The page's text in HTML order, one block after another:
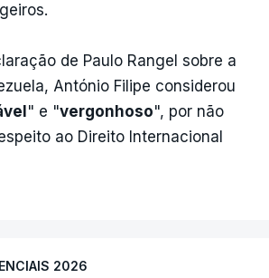
de Paulo Rangel sobre a
António Filipe considerou
" e "vergonhoso", por não
ao Direito Internacional
2026